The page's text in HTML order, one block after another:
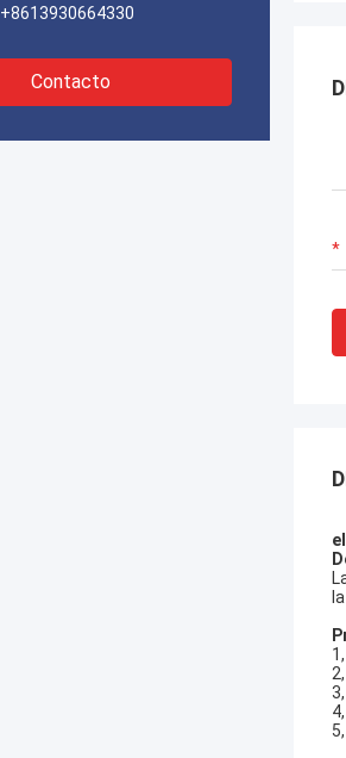
+8613930664330
Contacto